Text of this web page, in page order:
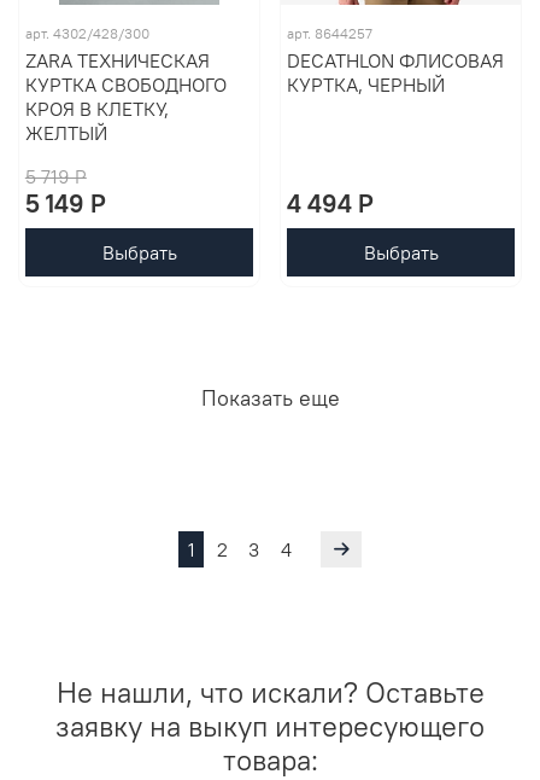
арт. 4302/428/300
ZARA ТЕХНИЧЕСКАЯ
КУРТКА СВОБОДНОГО
КРОЯ В КЛЕТКУ,
ЖЕЛТЫЙ
5 719 P
5 149 P
Выбрать
арт. 8644257
DECATHLON ФЛИСОВАЯ
КУРТКА, ЧЕРНЫЙ
4 494 P
Выбрать
Показать еще
1 2 3 4
Не нашли, что искали? Оставьте
заявку на выкуп интересующего
товара: